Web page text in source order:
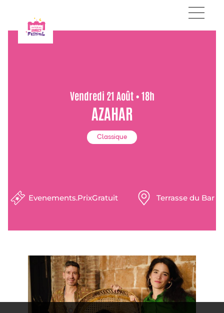
Vendredi 21 Août • 18h
AZAHAR
Classique
Evenements.PrixGratuit Terrasse du Bar